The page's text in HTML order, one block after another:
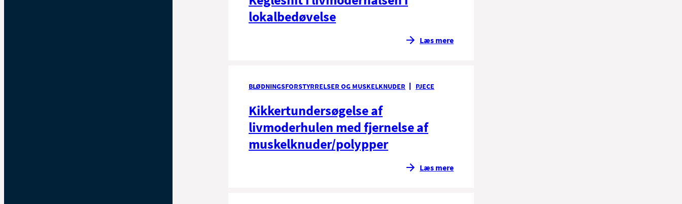
lokalbedøvelse
Læs mere
BLØDNINGSFORSTYRRELSER OG MUSKELKNUDER PJECE
Kikkertundersøgelse af
livmoderhulen med fjernelse af
muskelknuder/polypper
Læs mere